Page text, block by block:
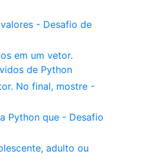
- Desafio de
em um vetor.
de Python
No final, mostre -
Python que - Desafio
adulto ou